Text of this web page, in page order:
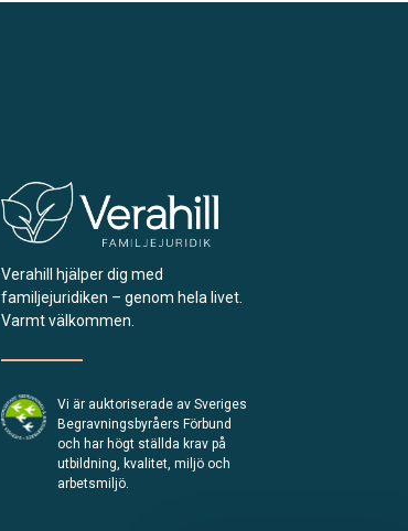
Verahill hjälper dig med
familjejuridiken – genom hela livet.
Varmt välkommen.
Vi är auktoriserade av Sveriges
Begravningsbyråers Förbund
och har högt ställda krav på
utbildning, kvalitet, miljö och
arbetsmiljö.